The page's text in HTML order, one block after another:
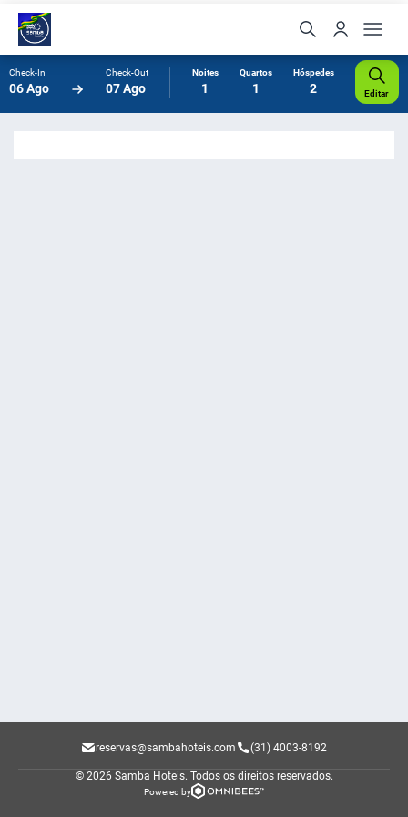
Check-In
06 Ago
Check-Out
07 Ago
Noites
1
Quartos
1
Hóspedes
2 Editar
reservas@sambahoteis.com (31) 4003-8192
© 2026 Samba Hoteis. Todos os direitos reservados.
Powered by